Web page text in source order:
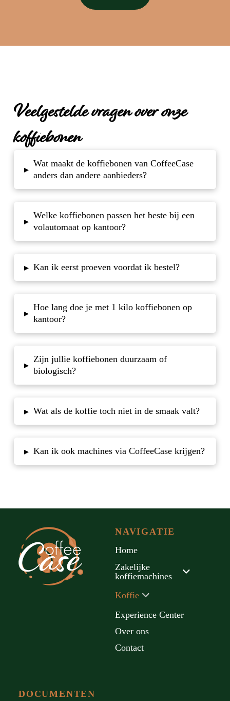
Veelgestelde vragen over onze
koffiebonen
▸
Wat maakt de koffiebonen van CoffeeCase
anders dan andere aanbieders?
▸
Welke koffiebonen passen het beste bij een
volautomaat op kantoor?
▸ Kan ik eerst proeven voordat ik bestel?
▸
Hoe lang doe je met 1 kilo koffiebonen op
kantoor?
▸
Zijn jullie koffiebonen duurzaam of
biologisch?
▸ Wat als de koffie toch niet in de smaak valt?
▸ Kan ik ook machines via CoffeeCase krijgen?
NAVIGATIE
Home
Zakelijke
koffiemachines
Koffie
Experience Center
Over ons
Contact
DOCUMENTEN